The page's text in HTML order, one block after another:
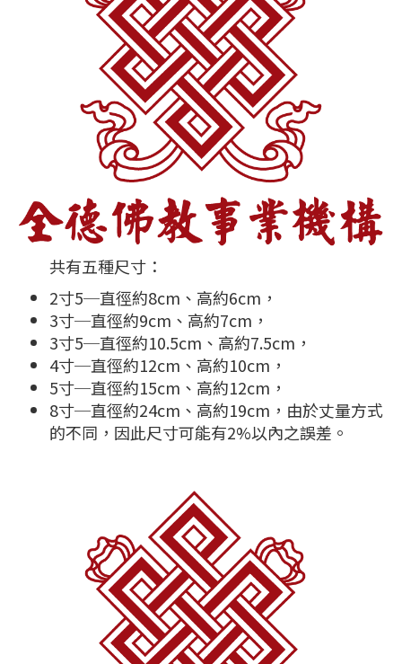
共有五種尺寸：
2寸5─直徑約8cm、高約6cm，
3寸─直徑約9cm、高約7cm，
3寸5─直徑約10.5cm、高約7.5cm，
4寸─直徑約12cm、高約10cm，
5寸─直徑約15cm、高約12cm，
8寸─直徑約24cm、高約19cm，由於丈量方式
的不同，因此尺寸可能有2%以內之誤差。